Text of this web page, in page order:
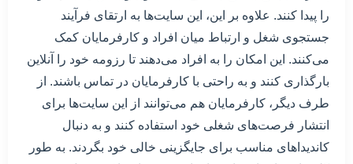
را پیدا کنند. علاوه بر این، این سایت‌ها به ارتقای فرآیند
جستجوی شغل و ارتباط میان افراد و کارفرمایان کمک
می‌کنند. این امکان را به افراد می‌دهند تا رزومه خود را آنلاین
بارگذاری کنند و به راحتی با کارفرمایان در تماس باشند. از
طرف دیگر، کارفرمایان هم می‌توانند از این سایت‌ها برای
انتشار فرصت‌های شغلی خود استفاده کنند و به دنبال
کاندیداهای مناسب برای جایگزینی خالی خود بگردند. به طور